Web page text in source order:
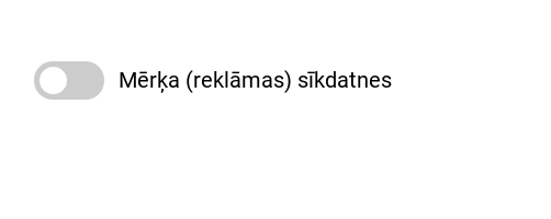
Mērķa (reklāmas) sīkdatnes